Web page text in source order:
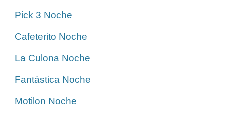
Pick 3 Noche
Cafeterito Noche
La Culona Noche
Fantástica Noche
Motilon Noche